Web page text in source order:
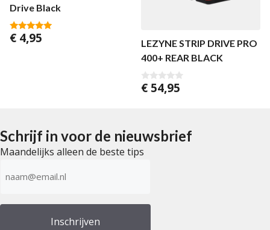
Drive Black
5.00
van 5
€ 4,95
LEZYNE STRIP DRIVE PRO
400+ REAR BLACK
0
v
€ 54,95
Schrijf in voor de nieuwsbrief
Maandelijks alleen de beste tips
mailadres